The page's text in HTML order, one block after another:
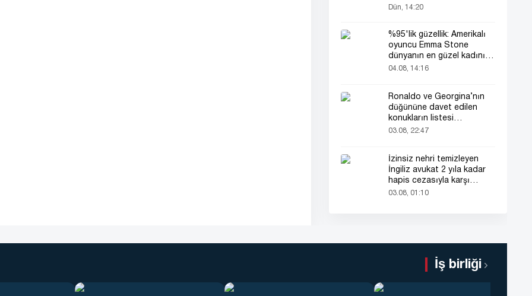
herkesin dikkatini çekti
Dün, 14:20
%95'lik güzellik: Amerikalı
oyuncu Emma Stone
dünyanın en güzel kadını
seçildi!
04.08, 14:16
Ronaldo ve Georgina’nın
düğününe davet edilen
konukların listesi
gündemde
03.08, 22:47
İzinsiz nehri temizleyen
İngiliz avukat 2 yıla kadar
hapis cezasıyla karşı
karşıya
03.08, 01:10
İş birliği